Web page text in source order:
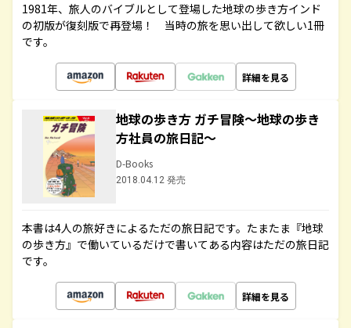
1981年、旅人のバイブルとして登場した地球の歩き方インド
の初版が復刻版で再登場！ 当時の旅を思い出して欲しい1冊
です。
詳細を見る
地球の歩き方 ガチ冒険～地球の歩き
方社員の旅日記～
D-Books
2018.04.12 発売
本書は4人の旅好きによるただの旅日記です。たまたま『地球
の歩き方』で働いているだけで書いてある内容はただの旅日記
です。
詳細を見る